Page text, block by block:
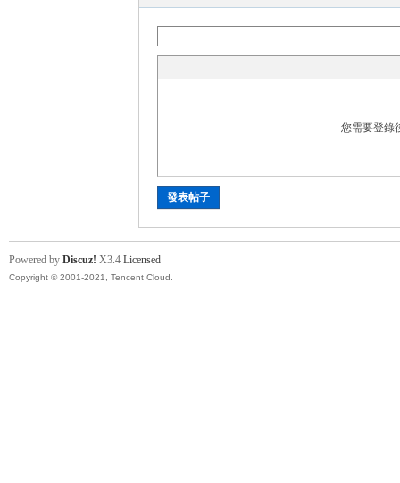
您需要登錄
發表帖子
Powered by Discuz! X3.4 Licensed
Copyright © 2001-2021, Tencent Cloud.